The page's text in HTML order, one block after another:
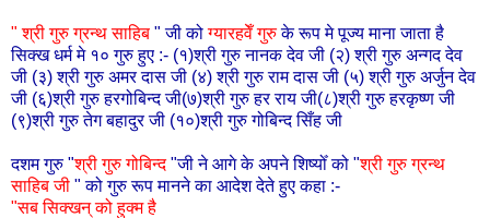
" श्री गुरु ग्रन्थ साहिब " जी कोग्यारहवेँ गुरुके रूप मे पूज्य माना जाता है
सिक्ख धर्म मे १० गुरु हुए :- (१)श्री गुरु नानक देव जी (२) श्री गुरु अन्गद देव
जी (३) श्री गुरु अमर दास जी (४) श्री गुरु राम दास जी (५) श्री गुरु अर्जुन देव
जी (६)श्री गुरु हरगोबिन्द जी(७)श्री गुरु हर राय जी(८)श्री गुरु हरकृष्ण जी
(९)श्री गुरु तेग बहादुर जी (१०)श्री गुरु गोबिन्द सिँह जी
दशम गुरु "श्री गुरु गोबिन्द"जी ने आगे के अपने शिष्योँ को "श्री गुरु ग्रन्थ
साहिब जी " को गुरु रूप मानने का आदेश देते हुए कहा :-
"सब सिक्खन् को हुक्म है